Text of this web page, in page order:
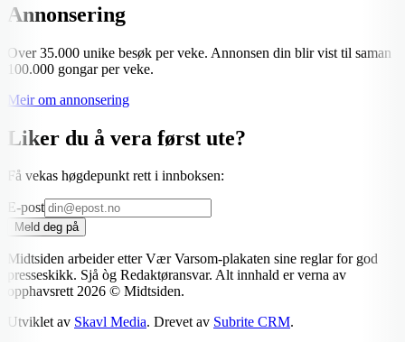
Annonsering
Over 35.000 unike besøk per veke. Annonsen din blir vist til saman
100.000 gongar per veke.
Meir om annonsering
Liker du å vera først ute?
Få vekas høgdepunkt rett i innboksen:
E-post
Meld deg på
Midtsiden arbeider etter Vær Varsom-plakaten sine reglar for god
presseskikk. Sjå òg Redaktøransvar. Alt innhald er verna av
opphavsrett2026 © Midtsiden.
Utviklet av Skavl Media. Drevet av Subrite CRM.